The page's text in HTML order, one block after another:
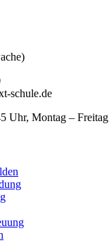
schule.de
Uhr, Montag – Freitag